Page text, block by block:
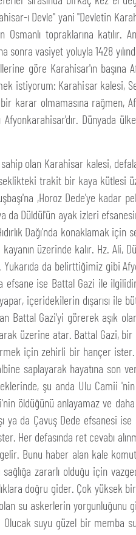
ı Devle" yani "Devletin
Osmanlı topraklarına
vasiyet yoluyla 1428
göre Karahisar'ın
istiyorum: Karahisar kalesi,
karar olmamasına
Afyonkarahisar'dır. Dünyada
olan Karahisar kalesi,
trakit bir kaya kütlesi
,Horoz Dede'ye
da Düldül'ün ayak izleri
Dağı'nda konaklamak için
üzerinde kalır. Hz. Ali,
da belirttiğimiz gibi
efsane ise Battal Gazi ile
içeridekilerin dışarısı ile
Battal Gazi'yi görerek aşık
üzerine atar. Battal Gazi, bir
için zehirli bir hançer
saplayarak hayatına son
şu anda Ulu Camii
öldüğünü anlayamaz ve
ya da Çavuş Dede
defasında ret cevabı
Bunu haber alan kale
zararlı olduğu için
doğru gider. Çok yüksek bir
su askerlerin
Olucak suyu güzel bir